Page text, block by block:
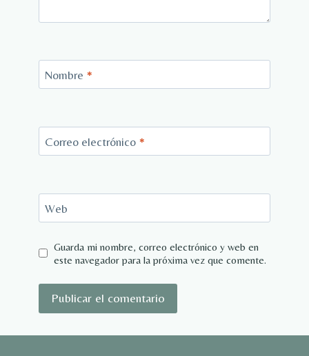
Nombre *
Correo electrónico *
Web
Guarda mi nombre, correo electrónico y web en
este navegador para la próxima vez que comente.